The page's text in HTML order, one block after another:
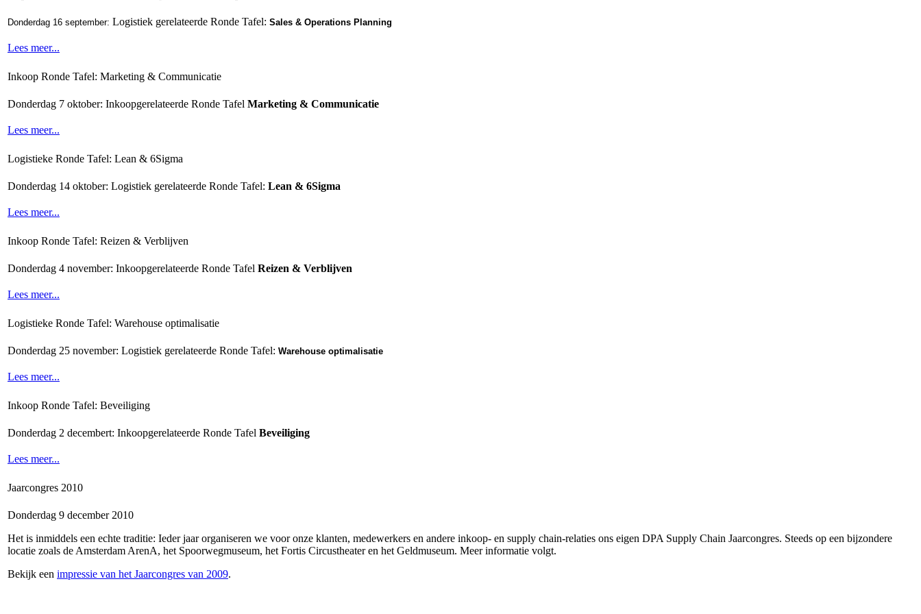
Donderdag 16 september: Logistiek gerelateerde Ronde Tafel: Sales & Operations Planning
Lees meer...
Inkoop Ronde Tafel: Marketing & Communicatie
Donderdag 7 oktober: Inkoopgerelateerde Ronde Tafel Marketing & Communicatie
Lees meer...
Logistieke Ronde Tafel: Lean & 6Sigma
Donderdag 14 oktober: Logistiek gerelateerde Ronde Tafel: Lean & 6Sigma
Lees meer...
Inkoop Ronde Tafel: Reizen & Verblijven
Donderdag 4 november: Inkoopgerelateerde Ronde Tafel Reizen & Verblijven
Lees meer...
Logistieke Ronde Tafel: Warehouse optimalisatie
Donderdag 25 november: Logistiek gerelateerde Ronde Tafel: Warehouse optimalisatie
Lees meer...
Inkoop Ronde Tafel: Beveiliging
Donderdag 2 decembert: Inkoopgerelateerde Ronde Tafel Beveiliging
Lees meer...
Jaarcongres 2010
Donderdag 9 december 2010
Het is inmiddels een echte traditie: Ieder jaar organiseren we voor onze klanten, medewerkers en andere inkoop- en supply chain-relaties ons eigen DPA Supply Chain Jaarcongres. Steeds op een bijzondere
locatie zoals de Amsterdam ArenA, het Spoorwegmuseum, het Fortis Circustheater en het Geldmuseum. Meer informatie volgt.
Bekijk een impressie van het Jaarcongres van 2009.